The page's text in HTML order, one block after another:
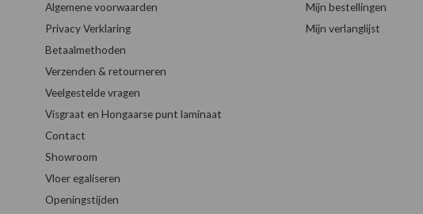
Algemene voorwaarden
Privacy Verklaring
Betaalmethoden
Verzenden & retourneren
Veelgestelde vragen
Visgraat en Hongaarse punt laminaat
Contact
Showroom
Vloer egaliseren
Openingstijden
Mijn bestellingen
Mijn verlanglijst